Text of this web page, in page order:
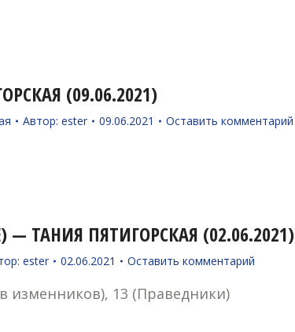
(09.06.2021)
Автор: ester 09.06.2021 Оставить комментарий
ТАНИЯ ПЯТИГОРСКАЯ (02.06.2021)
ester 02.06.2021 Оставить комментарий
изменников), 13 (Праведники)